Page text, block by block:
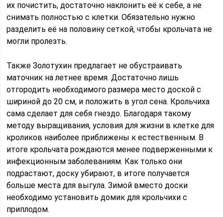
их почистить, достаточно наклонить её к себе, а не
снимать полностью с клетки. Обязательно нужно
разделить её на половину сеткой, чтобы крольчата не
могли пролезть.
Также Золотухин предлагает не обустраивать
маточник на летнее время. Достаточно лишь
отгородить необходимого размера место доской с
шириной до 20 см, и положить в угол сена. Крольчиха
сама сделает для себя гнездо. Благодаря такому
методу выращивания, условия для жизни в клетке для
кроликов наиболее приближены к естественным. В
итоге крольчата рождаются менее подверженными к
инфекционным заболеваниям. Как только они
подрастают, доску убирают, в итоге получается
больше места для выгула. Зимой вместо доски
необходимо установить домик для крольчихи с
приплодом.